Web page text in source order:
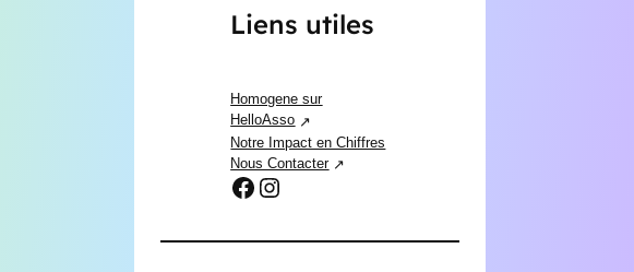
Liens utiles
Homogene sur
HelloAsso
Notre Impact en Chiffres
Nous Contacter
Facebook
Instagram